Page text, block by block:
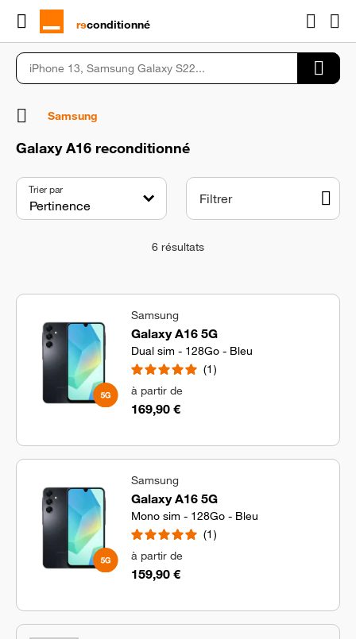
rɘconditionné
Samsung
Galaxy A16 reconditionné
6 résultats
Trier par
Filtrer
Samsung
Galaxy A16 5G
Dual sim - 128Go - Bleu
1
à partir de
169,90 €
Samsung
Galaxy A16 5G
Mono sim - 128Go - Bleu
1
à partir de
159,90 €